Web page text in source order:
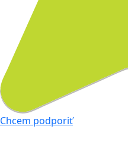
Chcem podporiť